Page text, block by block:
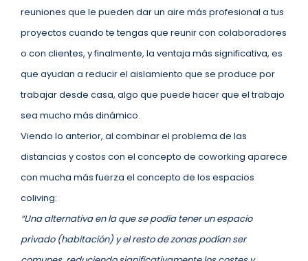
reuniones que le pueden dar un aire más profesional a tus
proyectos cuando te tengas que reunir con colaboradores
o con clientes, y finalmente, la ventaja más significativa, es
que ayudan a reducir el aislamiento que se produce por
trabajar desde casa, algo que puede hacer que el trabajo
sea mucho más dinámico.
Viendo lo anterior, al combinar el problema de las
distancias y costos con el concepto de coworking aparece
con mucha más fuerza el concepto de los espacios
coliving:
“Una alternativa en la que se podía tener un espacio
privado (habitación) y el resto de zonas podían ser